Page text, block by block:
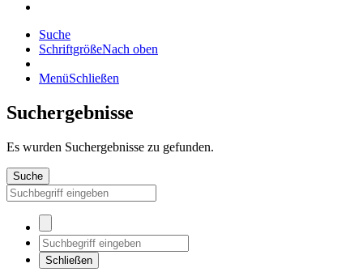
Suche
SchriftgrößeNach oben
MenüSchließen
Suchergebnisse
Es wurden Suchergebnisse zu gefunden.
Suche
Schließen